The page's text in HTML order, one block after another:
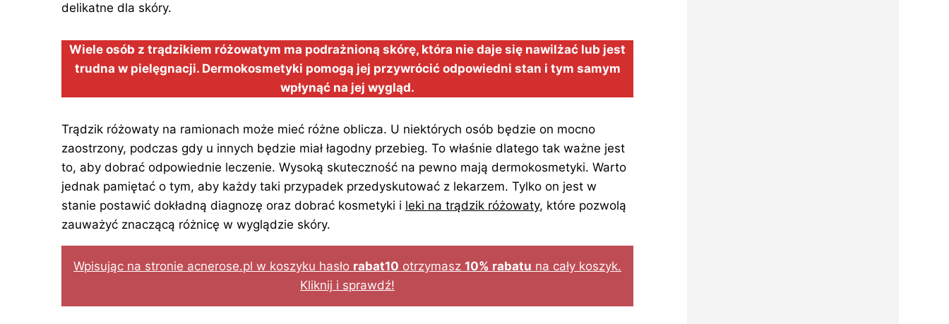
delikatne dla skóry.
Wiele osób z trądzikiem różowatym ma podrażnioną skórę, która nie daje się nawilżać lub jest
trudna w pielęgnacji. Dermokosmetyki pomogą jej przywrócić odpowiedni stan i tym samym
wpłynąć na jej wygląd.
Trądzik różowaty na ramionach może mieć różne oblicza. U niektórych osób będzie on mocno
zaostrzony, podczas gdy u innych będzie miał łagodny przebieg. To właśnie dlatego tak ważne jest
to, aby dobrać odpowiednie leczenie. Wysoką skuteczność na pewno mają dermokosmetyki. Warto
jednak pamiętać o tym, aby każdy taki przypadek przedyskutować z lekarzem. Tylko on jest w
stanie postawić dokładną diagnozę oraz dobrać kosmetyki i leki na trądzik różowaty, które pozwolą
zauważyć znaczącą różnicę w wyglądzie skóry.
Wpisując na stronie acnerose.pl w koszyku hasło rabat10 otrzymasz 10% rabatu na cały koszyk.
Kliknij i sprawdź!